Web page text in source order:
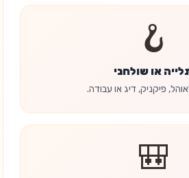
🪝
או שולחני
פיקניק, דיג או עבודה.
🎒